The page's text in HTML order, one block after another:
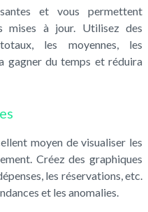
et vous permettent
mises à jour. Utilisez des
les moyennes, les
gagner du temps et réduira
moyen de visualiser les
Créez des graphiques
les réservations, etc.
et les anomalies.